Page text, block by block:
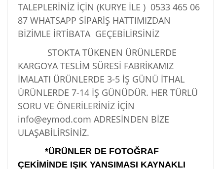
TALEPLERİNİZ İÇİN (KURYE İLE ) 0533 465 06
87 WHATSAPP SİPARİŞ HATTIMIZDAN
BİZİMLE İRTİBATA GEÇEBİLİRSİNİZ
STOKTA TÜKENEN ÜRÜNLERDE
KARGOYA TESLİM SÜRESİ FABRİKAMIZ
İMALATI ÜRÜNLERDE 3-5 İŞ GÜNÜ İTHAL
ÜRÜNLERDE 7-14 İŞ GÜNÜDÜR. HER TÜRLÜ
SORU VE ÖNERİLERİNİZ İÇİN
info@eymod.com ADRESİNDEN BİZE
ULAŞABİLİRSİNİZ.
*ÜRÜNLER DE FOTOĞRAF
ÇEKİMİNDE IŞIK YANSIMASI KAYNAKLI